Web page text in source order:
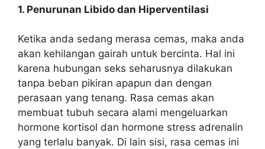
1. Penurunan Libido dan Hiperventilasi
Ketika anda sedang merasa cemas, maka anda
akan kehilangan gairah untuk bercinta. Hal ini
karena hubungan seks seharusnya dilakukan
tanpa beban pikiran apapun dan dengan
perasaan yang tenang. Rasa cemas akan
membuat tubuh secara alami mengeluarkan
hormone kortisol dan hormone stress adrenalin
yang terlalu banyak. Di lain sisi, rasa cemas ini